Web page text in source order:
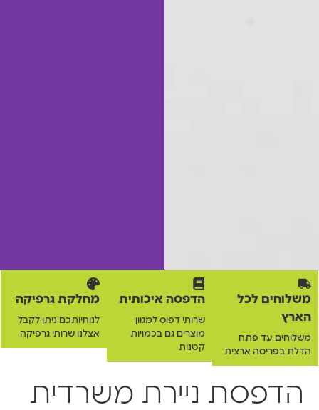
משלוחים לכל
הארץ
משלוחים עד פתח
הדלת בפריסה ארצית
הדפסה איכותית
שרותי דפוס למגוון
מוצרים גם בכמויות
קטנות
מחלקת גרפיקה
לנוחיותכם ניתן לקבל
אצלנו שרותי גרפיקה
הדפסת ניירת משרדית